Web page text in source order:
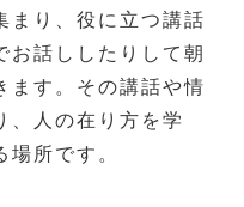
り、 役に立つ講話
お話ししたりして朝
ます。その講話や情
、人の在り方を学
所です。